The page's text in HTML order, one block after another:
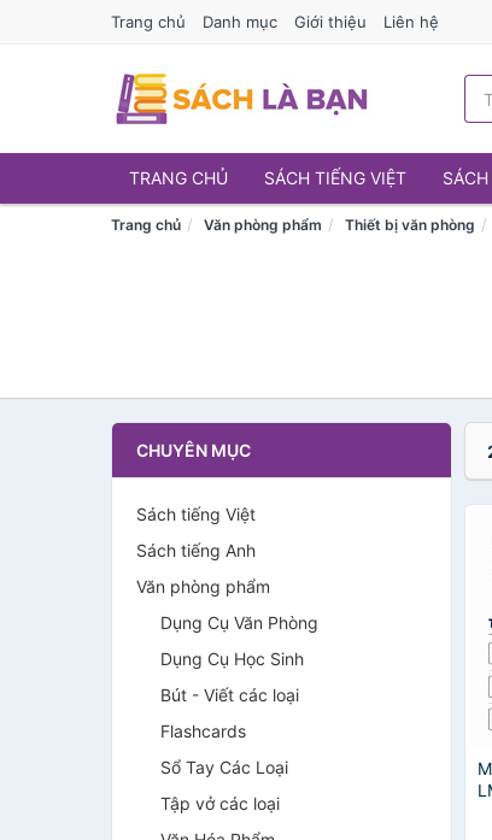
Trang chủ Danh mục Giới thiệu Liên hệ
TRANG CHỦ SÁCH TIẾNG VIỆT
Trang chủ Văn phòng phẩm Thiết bị văn phòng
CHUYÊN MỤC
Sách tiếng Việt
Sách tiếng Anh
Văn phòng phẩm
Dụng Cụ Văn Phòng
Dụng Cụ Học Sinh
Bút - Viết các loại
Flashcards
Sổ Tay Các Loại
Tập vở các loại